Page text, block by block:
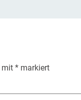
mit * markiert